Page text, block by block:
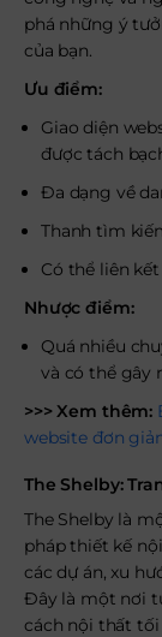
phá những ý
của bạn.
Ưu điểm:
Giao diện
được tách
Đa dạng về
Thanh tìm
Có thể liên
Nhược điểm:
Quá nhiều
và có thể gây
>>> Xem thêm:
website đơn
The Shelby:
The Shelby là
pháp thiết kế
các dự án, xu
Đây là một nơi
cách nội thất